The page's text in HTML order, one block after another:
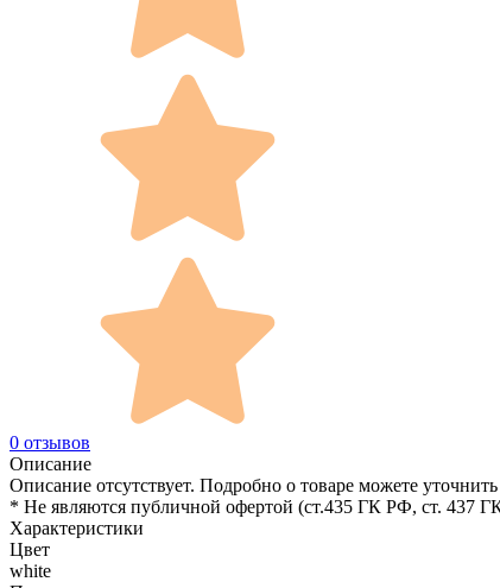
0 отзывов
Описание
Описание отсутствует. Подробно о товаре можете
* Не являются публичной офертой (ст.435 ГК РФ, cт. 437
Характеристики
Цвет
white